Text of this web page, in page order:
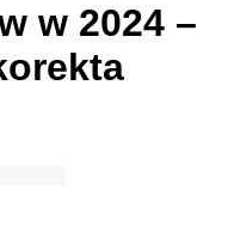
w 2024 –